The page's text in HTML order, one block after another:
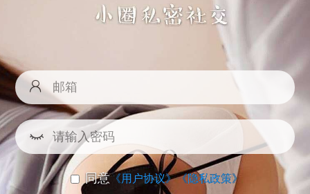
同意《用户协议》《隐私政策》